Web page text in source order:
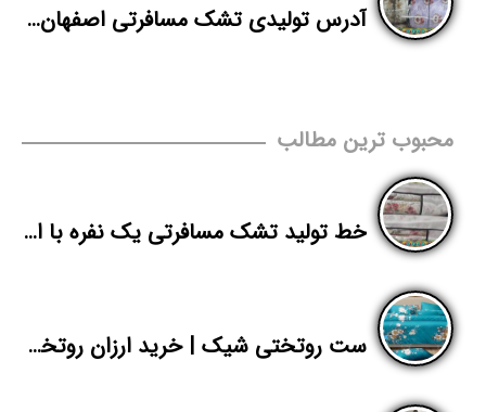
آدرس تولیدی تشک مسافرتی اصفهان شرکت پاندا
محبوب ترین مطالب
خط تولید تشک مسافرتی یک نفره با امکان صادرات به عراق
ست روتختی شیک | خرید ارزان روتختی دونفره | پاندا